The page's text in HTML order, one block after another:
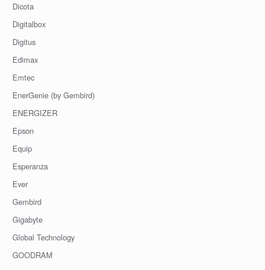
Dicota
Digitalbox
Digitus
Edimax
Emtec
EnerGenie (by Gembird)
ENERGIZER
Epson
Equip
Esperanza
Ever
Gembird
Gigabyte
Global Technology
GOODRAM